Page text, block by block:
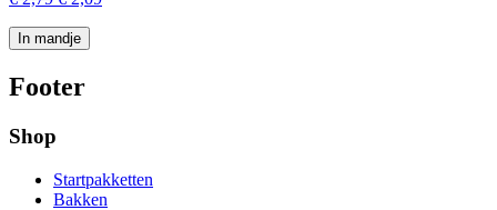
In mandje
Footer
Shop
Startpakketten
Bakken